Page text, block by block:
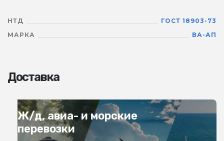
НТД
ГОСТ 18903-73
МАРКА
ВА-АП
Доставка
Ж/д, авиа- и морские
перевозки